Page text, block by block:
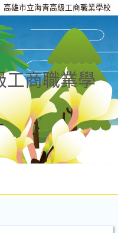
高雄市立海青高級工商職業學校
工商職業學